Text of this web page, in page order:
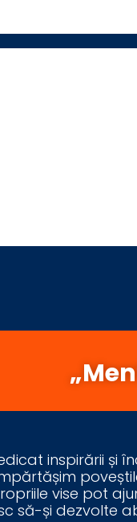
inspirării și
vise pot
și dezvolte